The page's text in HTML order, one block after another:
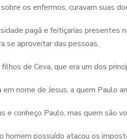
os enfermos, curavam suas
pagã e feitiçarias presentes
se aproveitar das pessoas.
de Ceva, que era um dos
nome de Jesus, a quem Paulo
e conheço Paulo, mas quem são
homem possuído atacou os